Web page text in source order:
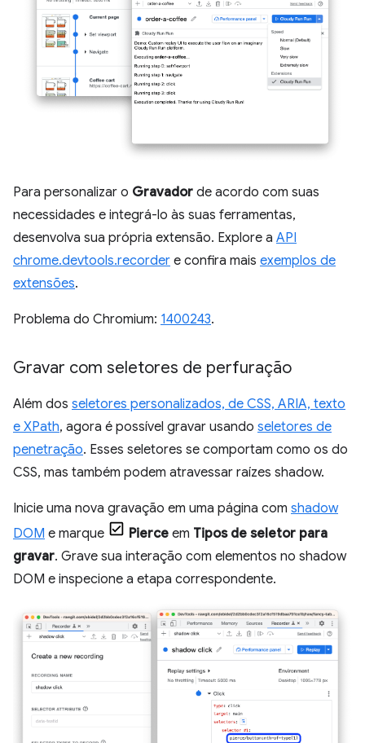
Para personalizar o Gravador de acordo com suas
necessidades e integrá-lo às suas ferramentas,
desenvolva sua própria extensão. Explore a API
chrome.devtools.recorder e confira mais exemplos de
extensões.
Problema do Chromium: 1400243.
Gravar com seletores de perfuração
Além dos seletores personalizados, de CSS, ARIA, texto
e XPath, agora é possível gravar usando seletores de
penetração. Esses seletores se comportam como os do
CSS, mas também podem atravessar raízes shadow.
Inicie uma nova gravação em uma página com shadow
DOM e marque Pierce em Tipos de seletor para
gravar. Grave sua interação com elementos no shadow
DOM e inspecione a etapa correspondente.